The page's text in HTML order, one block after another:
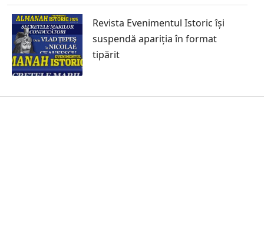
Revista Evenimentul Istoric își
suspendă apariția în format
tipărit